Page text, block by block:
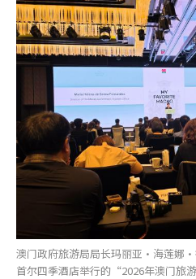
澳门政府旅游局局长玛丽亚·海莲娜
首尔四季酒店举行的“2026年澳门旅